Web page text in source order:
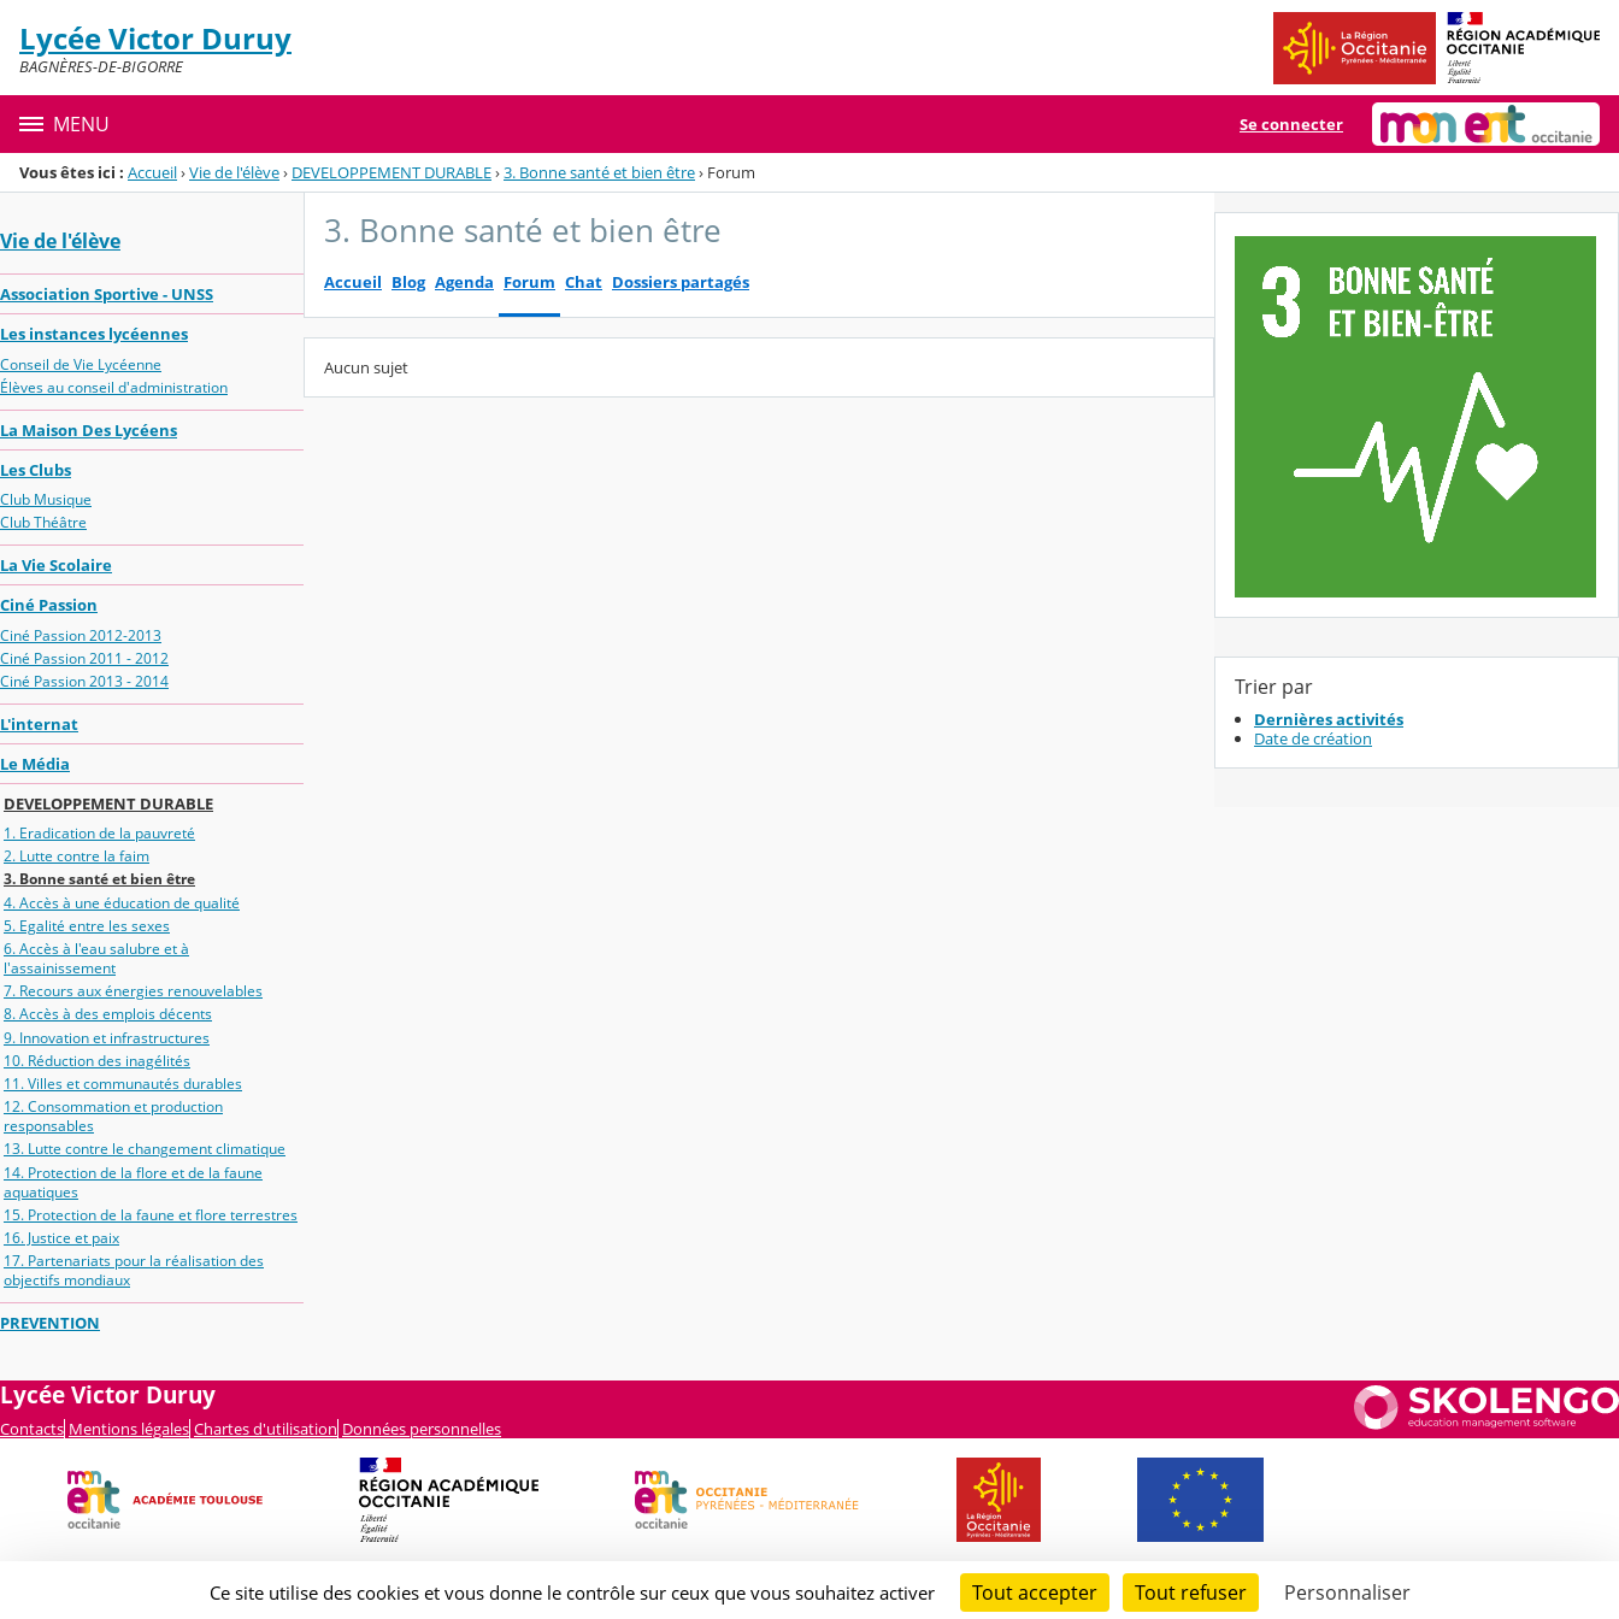
Menu de la rubrique
Contenu
Lycée Victor Duruy
BAGNÈRES-DE-BIGORRE
MENU Se connecter
Vous êtes ici : Accueil›Vie de l'élève› DEVELOPPEMENT DURABLE›3. Bonne santé et bien être› Forum
Vie de l'élève
Association Sportive - UNSS
Les instances lycéennes
Conseil de Vie Lycéenne
Élèves au conseil d'administration
La Maison Des Lycéens
Les Clubs
Club Musique
Club Théâtre
La Vie Scolaire
Ciné Passion
Ciné Passion 2012-2013
Ciné Passion 2011 - 2012
Ciné Passion 2013 - 2014
L'internat
Le Média
DEVELOPPEMENT DURABLE
1. Eradication de la pauvreté
2. Lutte contre la faim
3. Bonne santé et bien être
4. Accès à une éducation de qualité
5. Egalité entre les sexes
6. Accès à l'eau salubre et à
l'assainissement
7. Recours aux énergies renouvelables
8. Accès à des emplois décents
9. Innovation et infrastructures
10. Réduction des inagélités
11. Villes et communautés durables
12. Consommation et production
responsables
13. Lutte contre le changement climatique
14. Protection de la flore et de la faune
aquatiques
15. Protection de la faune et flore terrestres
16. Justice et paix
17. Partenariats pour la réalisation des
objectifs mondiaux
PREVENTION
3. Bonne santé et bien être
Accueil Blog Agenda Forum Chat Dossiers partagés
Aucun sujet
Trier par
Dernières activités
Date de création
Lycée Victor Duruy
Contacts Mentions légales Chartes d'utilisation Données personnelles
Ce site utilise des cookies et vous donne le contrôle sur ceux que vous souhaitez activer Tout accepter Tout refuser Personnaliser